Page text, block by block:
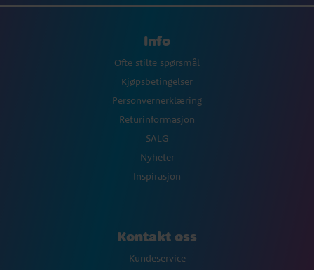
Info
Ofte stilte spørsmål
Kjøpsbetingelser
Personvernerklæring
Returinformasjon
SALG
Nyheter
Inspirasjon
Kontakt oss
Kundeservice